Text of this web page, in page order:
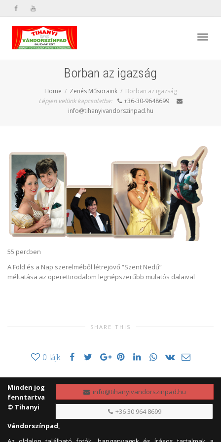
Borban az igazság
Home Zenés Műsoraink
Borban az igazság
Lépjen velünk kapcsolatba:
+36-30-9648699
info@tihanyivandorszinpad.hu
55 percben
A Föld és a Nap szerelméből létrejövő “Szent Nedű”
méltatása az operettirodalom legnépszerűbb mulatós dalaival
SHARE THIS
0 lájk
info@tihanyivandorszinpad.hu
+36 30 964 8699
Minden jog
fenntartva
© Tihanyi
Vándorszínpad,